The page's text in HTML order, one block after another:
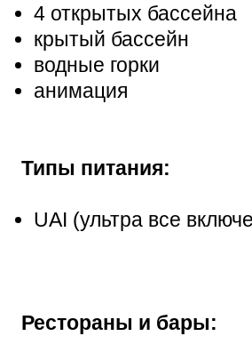
4 открытых бассейна
крытый бассейн
водные горки
анимация
Типы питания:
UAI (ультра все
Рестораны и бары: